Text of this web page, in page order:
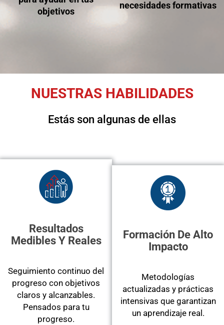
objetivos
necesidades formativas
NUESTRAS HABILIDADES
Estás son algunas de ellas
Resultados
Medibles Y Reales
Seguimiento continuo del
progreso con objetivos
claros y alcanzables.
Pensados para tu
progreso.
Formación De Alto
Impacto
Metodologías
actualizadas y prácticas
intensivas que garantizan
un aprendizaje real.